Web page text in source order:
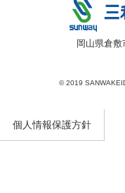
岡山県倉敷
© 2019
個人情報保護方針